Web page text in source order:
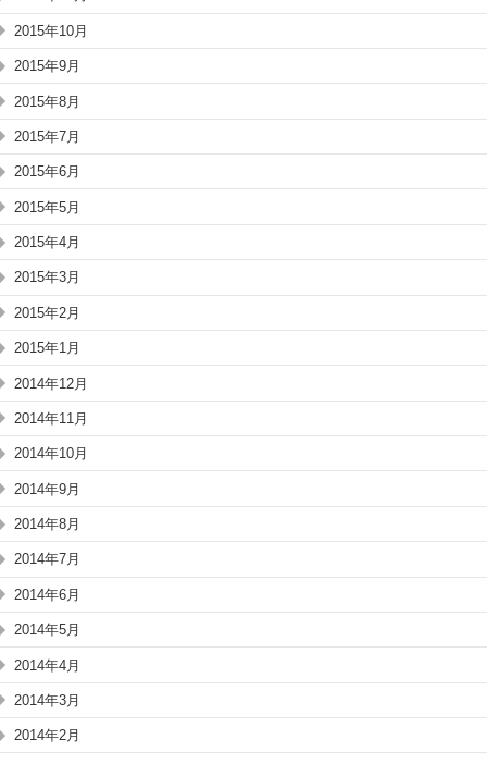
2015年10月
2015年9月
2015年8月
2015年7月
2015年6月
2015年5月
2015年4月
2015年3月
2015年2月
2015年1月
2014年12月
2014年11月
2014年10月
2014年9月
2014年8月
2014年7月
2014年6月
2014年5月
2014年4月
2014年3月
2014年2月